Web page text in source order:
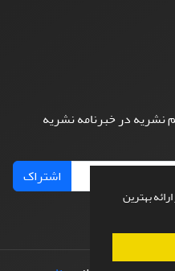
بهترین
نشریه در خبرنامه نشریه
اشتراک